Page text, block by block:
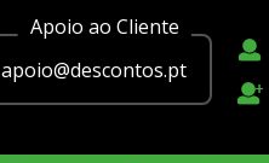
Apoio ao Cliente
apoio@descontos.pt